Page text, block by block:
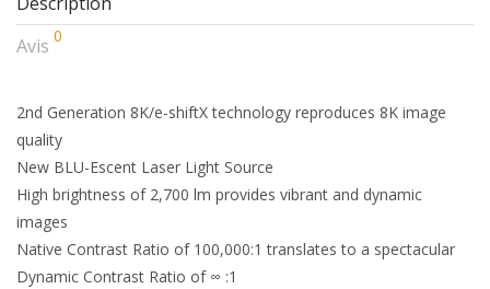
Avis 0
2nd Generation 8K/e-shiftX technology reproduces 8K image
quality
New BLU-Escent Laser Light Source
High brightness of 2,700 lm provides vibrant and dynamic
images
Native Contrast Ratio of 100,000:1 translates to a spectacular
Dynamic Contrast Ratio of ∞ :1